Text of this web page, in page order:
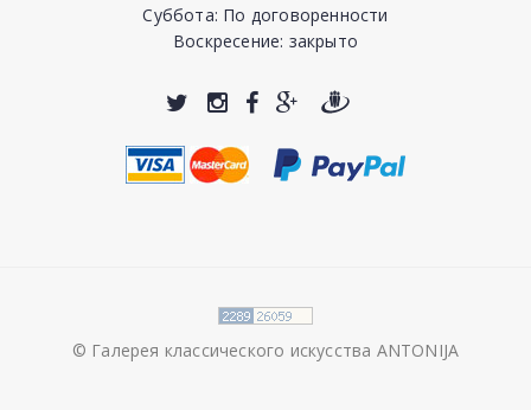
Суббота: По договоренности
Воскресение: закрыто
© Галерея классического искусства ANTONIJA